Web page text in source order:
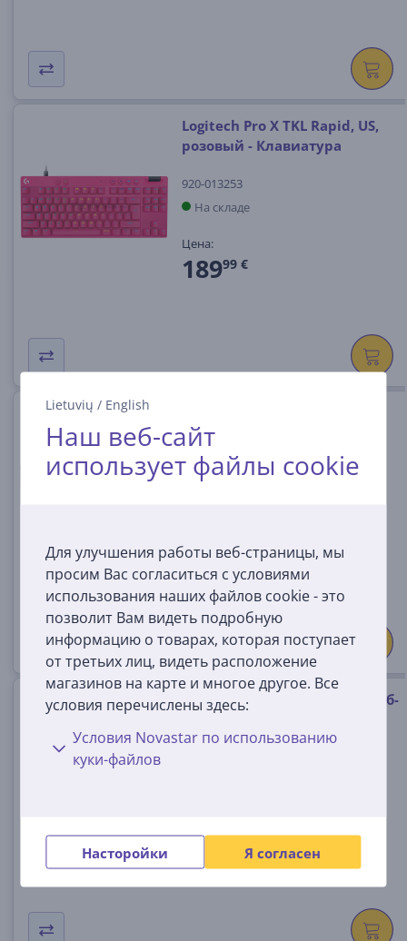
Lietuvių / English
Наш веб-сайт
использует файлы cookie
Для улучшения работы веб-страницы, мы
просим Вас согласиться с условиями
использования наших файлов cookie - это
позволит Вам видеть подробную
информацию о товарах, которая поступает
от третьих лиц, видеть расположение
магазинов на карте и многое другое. Все
условия перечислены здесь:
Условия Novastar по использованию
куки-файлов
Насторойки Я согласен
Logitech Pro X TKL Rapid, US,
розовый - Клавиатура
920-013253
На складе
Цена:
18999 €
черный - Клавиатура
920-013233
18999 €
Logitech Brio 4K, черный - Веб-
камера
17999 €